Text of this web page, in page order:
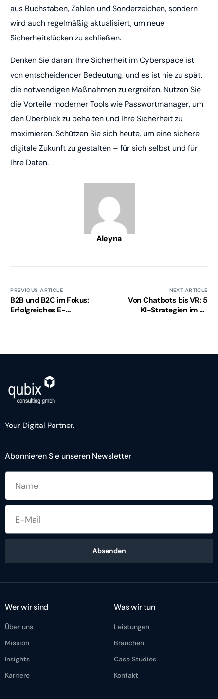
aus Buchstaben, Zahlen und Sonderzeichen, sondern
wird auch regelmäßig aktualisiert, um neue
Sicherheitslücken zu schließen.
Denken Sie daran: Ihre Sicherheit im Cyberspace ist
von entscheidender Bedeutung, und es ist nie zu spät,
die notwendigen Maßnahmen zu ergreifen. Nutzen Sie
die Vorteile moderner Tools wie Passwortmanager, um
den Überblick zu behalten und Ihre Sicherheit zu
maximieren. Schützen Sie sich heute, um eine sichere
digitale Zukunft zu gestalten – für sich selbst und für
Ihre Daten.
Aleyna
PREVIOUS ARTICLE
B2B und B2C im Fokus:
Erfolgreiches E-
NEXT ARTICLE
Von Chatbots bis VR: 5
KI-Strategien im E-
Your Digital Partner.
Abonnieren Sie unseren Newsletter
Absenden
Wer wir sind
Über uns
Mission
Insights
Karriere
Was wir tun
Leistungen
Branchen
Case Studies
Kontakt